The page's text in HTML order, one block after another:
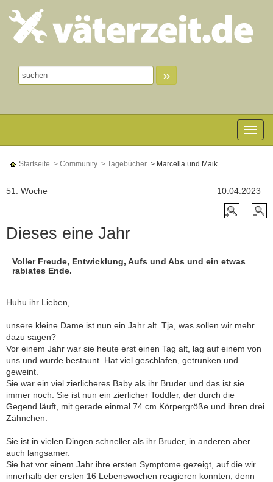
»
Toggle
Startseite > Community > Tagebücher > Marcella und Maik
10.04.2023
51. Woche
Dieses eine Jahr
Voller Freude, Entwicklung, Aufs und Abs und ein etwas
rabiates Ende.
Huhu ihr Lieben,
unsere kleine Dame ist nun ein Jahr alt. Tja, was sollen wir mehr
dazu sagen?
Vor einem Jahr war sie heute erst einen Tag alt, lag auf einem von
uns und wurde bestaunt. Hat viel geschlafen, getrunken und
geweint.
Sie war ein viel zierlicheres Baby als ihr Bruder und das ist sie
immer noch. Sie ist nun ein zierlicher Toddler, der durch die
Gegend läuft, mit gerade einmal 74 cm Körpergröße und ihren drei
Zähnchen.
Sie ist in vielen Dingen schneller als ihr Bruder, in anderen aber
auch langsamer.
Sie hat vor einem Jahr ihre ersten Symptome gezeigt, auf die wir
innerhalb der ersten 16 Lebenswochen reagieren konnten, denn